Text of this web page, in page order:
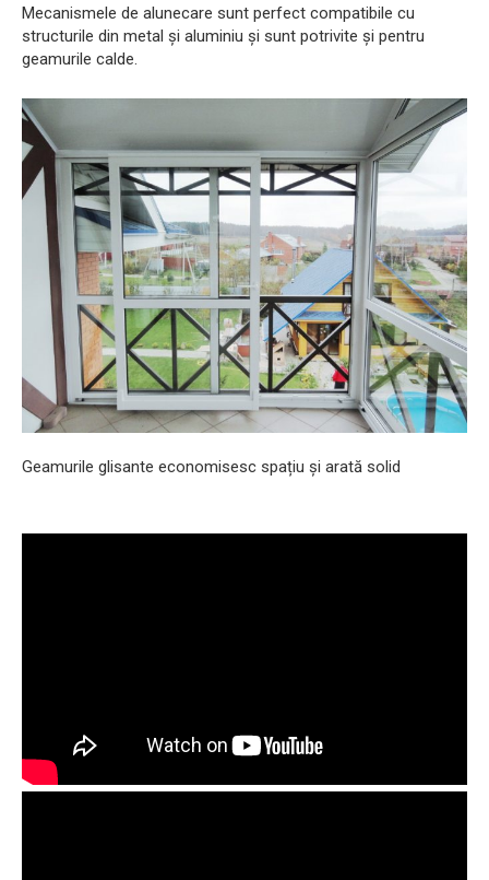
Mecanismele de alunecare sunt perfect compatibile cu
structurile din metal și aluminiu și sunt potrivite și pentru
geamurile calde.
Geamurile glisante economisesc spațiu și arată solid